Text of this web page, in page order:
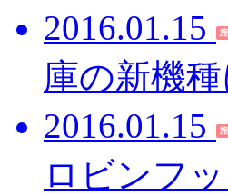
2016.01.15
庫の新機
2016.01.15
ロビンフ